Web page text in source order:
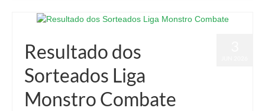
Resultado dos
Sorteados Liga
Monstro Combate